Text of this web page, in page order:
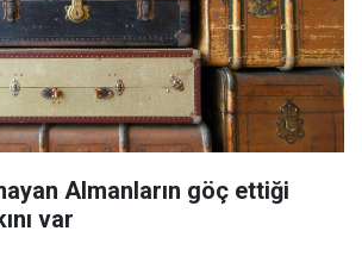
Almanların göç ettiği
var